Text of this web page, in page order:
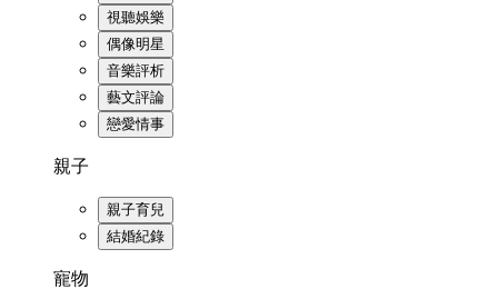
視聽娛樂
偶像明星
音樂評析
藝文評論
戀愛情事
親子
親子育兒
結婚紀錄
寵物